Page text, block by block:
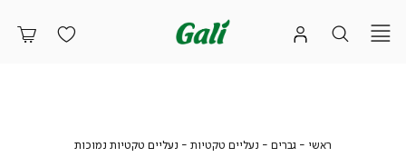
ראשי ראשיגברים גברים
נעליים טקטיות נעליים
נעליים טקטיות נמוכותנעליים